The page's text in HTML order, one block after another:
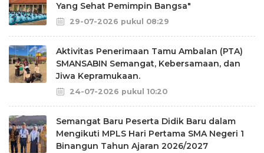
Yang Sehat Pemimpin Bangsa"
29-07-2026 pukul 08:29
Aktivitas Penerimaan Tamu Ambalan (PTA)
SMANSABIN Semangat, Kebersamaan, dan
Jiwa Kepramukaan.
24-07-2026 pukul 10:20
Semangat Baru Peserta Didik Baru dalam
Mengikuti MPLS Hari Pertama SMA Negeri 1
Binangun Tahun Ajaran 2026/2027